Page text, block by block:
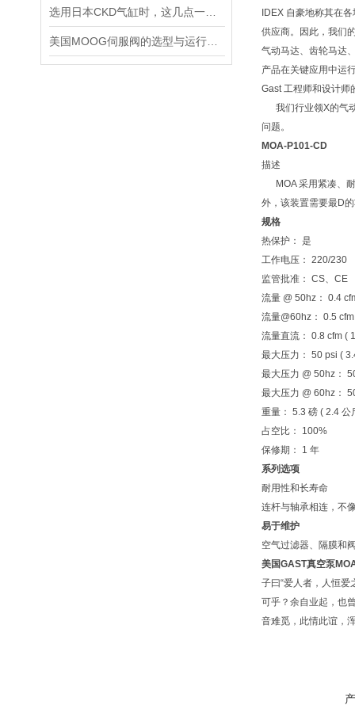
IDEX 自豪地称其在
供应商。因此，我们
气动马达、齿轮马达
产品在关键应用中运
Gast 工程师和设计师
我们行业领X的气动
问题。
MOA-P101-CD
描述
MOA 采用紧凑、耐
外，该装置需要最D
规格
热保护： 是
工作电压： 220/230
监管批准： CS、CE
流量 @ 50hz： 0.4
流量@60hz： 0.5
流量直流： 0.8 cfm (
最大压力： 50 psi (
最大压力 @ 50hz：
最大压力 @ 60hz：
重量： 5.3 磅 ( 2.4 公
占空比： 100%
保修期： 1 年
系列选项
耐用性和长寿命
连杆与轴承相连，不
易于维护
空气过滤器、隔膜和
美国GAST真空泵
子曰“爱人者，人恒
可乎？余自业起，也
音难觅，此情此谊，